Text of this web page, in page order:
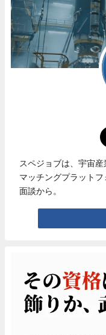
スペジョブは、宇宙
マッチングプラット
面談から。